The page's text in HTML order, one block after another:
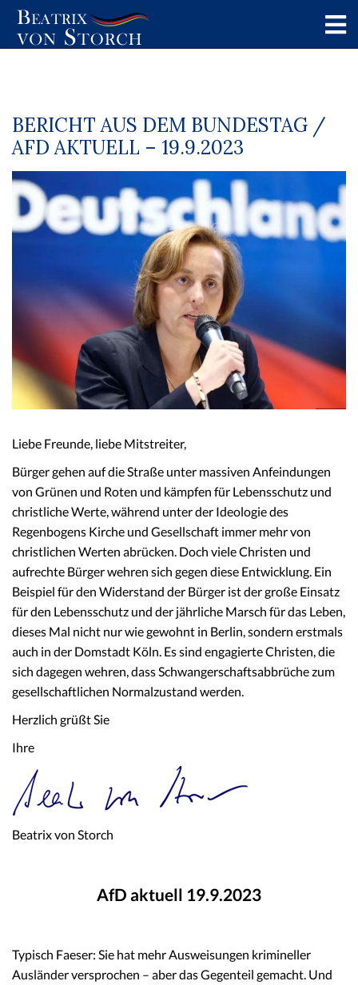
BERICHT AUS DEM BUNDESTAG /
AFD AKTUELL – 19.9.2023
Liebe Freunde, liebe Mitstreiter,
Bürger gehen auf die Straße unter massiven Anfeindungen
von Grünen und Roten und kämpfen für Lebensschutz und
christliche Werte, während unter der Ideologie des
Regenbogens Kirche und Gesellschaft immer mehr von
christlichen Werten abrücken. Doch viele Christen und
aufrechte Bürger wehren sich gegen diese Entwicklung. Ein
Beispiel für den Widerstand der Bürger ist der große Einsatz
für den Lebensschutz und der jährliche Marsch für das Leben,
dieses Mal nicht nur wie gewohnt in Berlin, sondern erstmals
auch in der Domstadt Köln. Es sind engagierte Christen, die
sich dagegen wehren, dass Schwangerschaftsabbrüche zum
gesellschaftlichen Normalzustand werden.
Herzlich grüßt Sie
Ihre
Beatrix von Storch
AfD aktuell 19.9.2023
Typisch Faeser: Sie hat mehr Ausweisungen krimineller
Ausländer versprochen – aber das Gegenteil gemacht. Und